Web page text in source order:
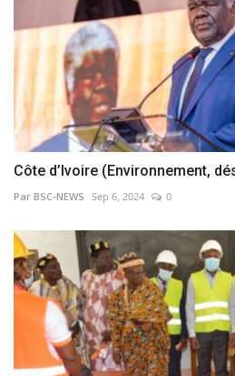
Côte d’Ivoire (Environnement,
Par BSC-NEWS Sep 6, 2024 0